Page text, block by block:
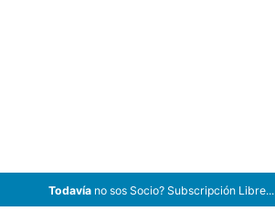
Todavíano sos Socio? Subscripción Libre...